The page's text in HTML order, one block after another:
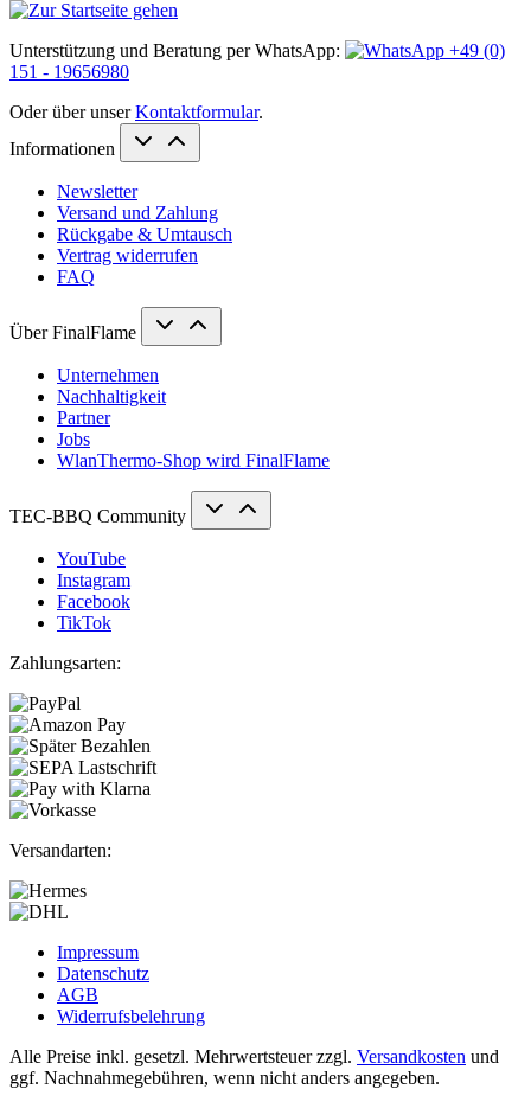
Unterstützung und Beratung per WhatsApp:
+49 (0)
151 - 19656980
Oder über unserKontaktformular.
Informationen
Newsletter
Versand und Zahlung
Rückgabe & Umtausch
Vertrag widerrufen
FAQ
Über FinalFlame
Unternehmen
Nachhaltigkeit
Partner
Jobs
WlanThermo-Shop wird FinalFlame
TEC-BBQ Community
YouTube
Instagram
Facebook
TikTok
Zahlungsarten:
Versandarten:
Impressum
Datenschutz
AGB
Widerrufsbelehrung
Alle Preise inkl. gesetzl. Mehrwertsteuer zzgl. Versandkosten und
ggf. Nachnahmegebühren, wenn nicht anders angegeben.